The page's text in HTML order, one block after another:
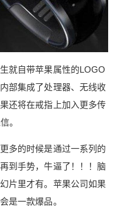
就自带苹果属性的LOGO
部集成了处理器、无线收
还将在戒指上加入更多传
。
多的时候是通过一系列的
到手势，牛逼了！！！脑
片里才有。苹果公司如果
是一款爆品。
藏